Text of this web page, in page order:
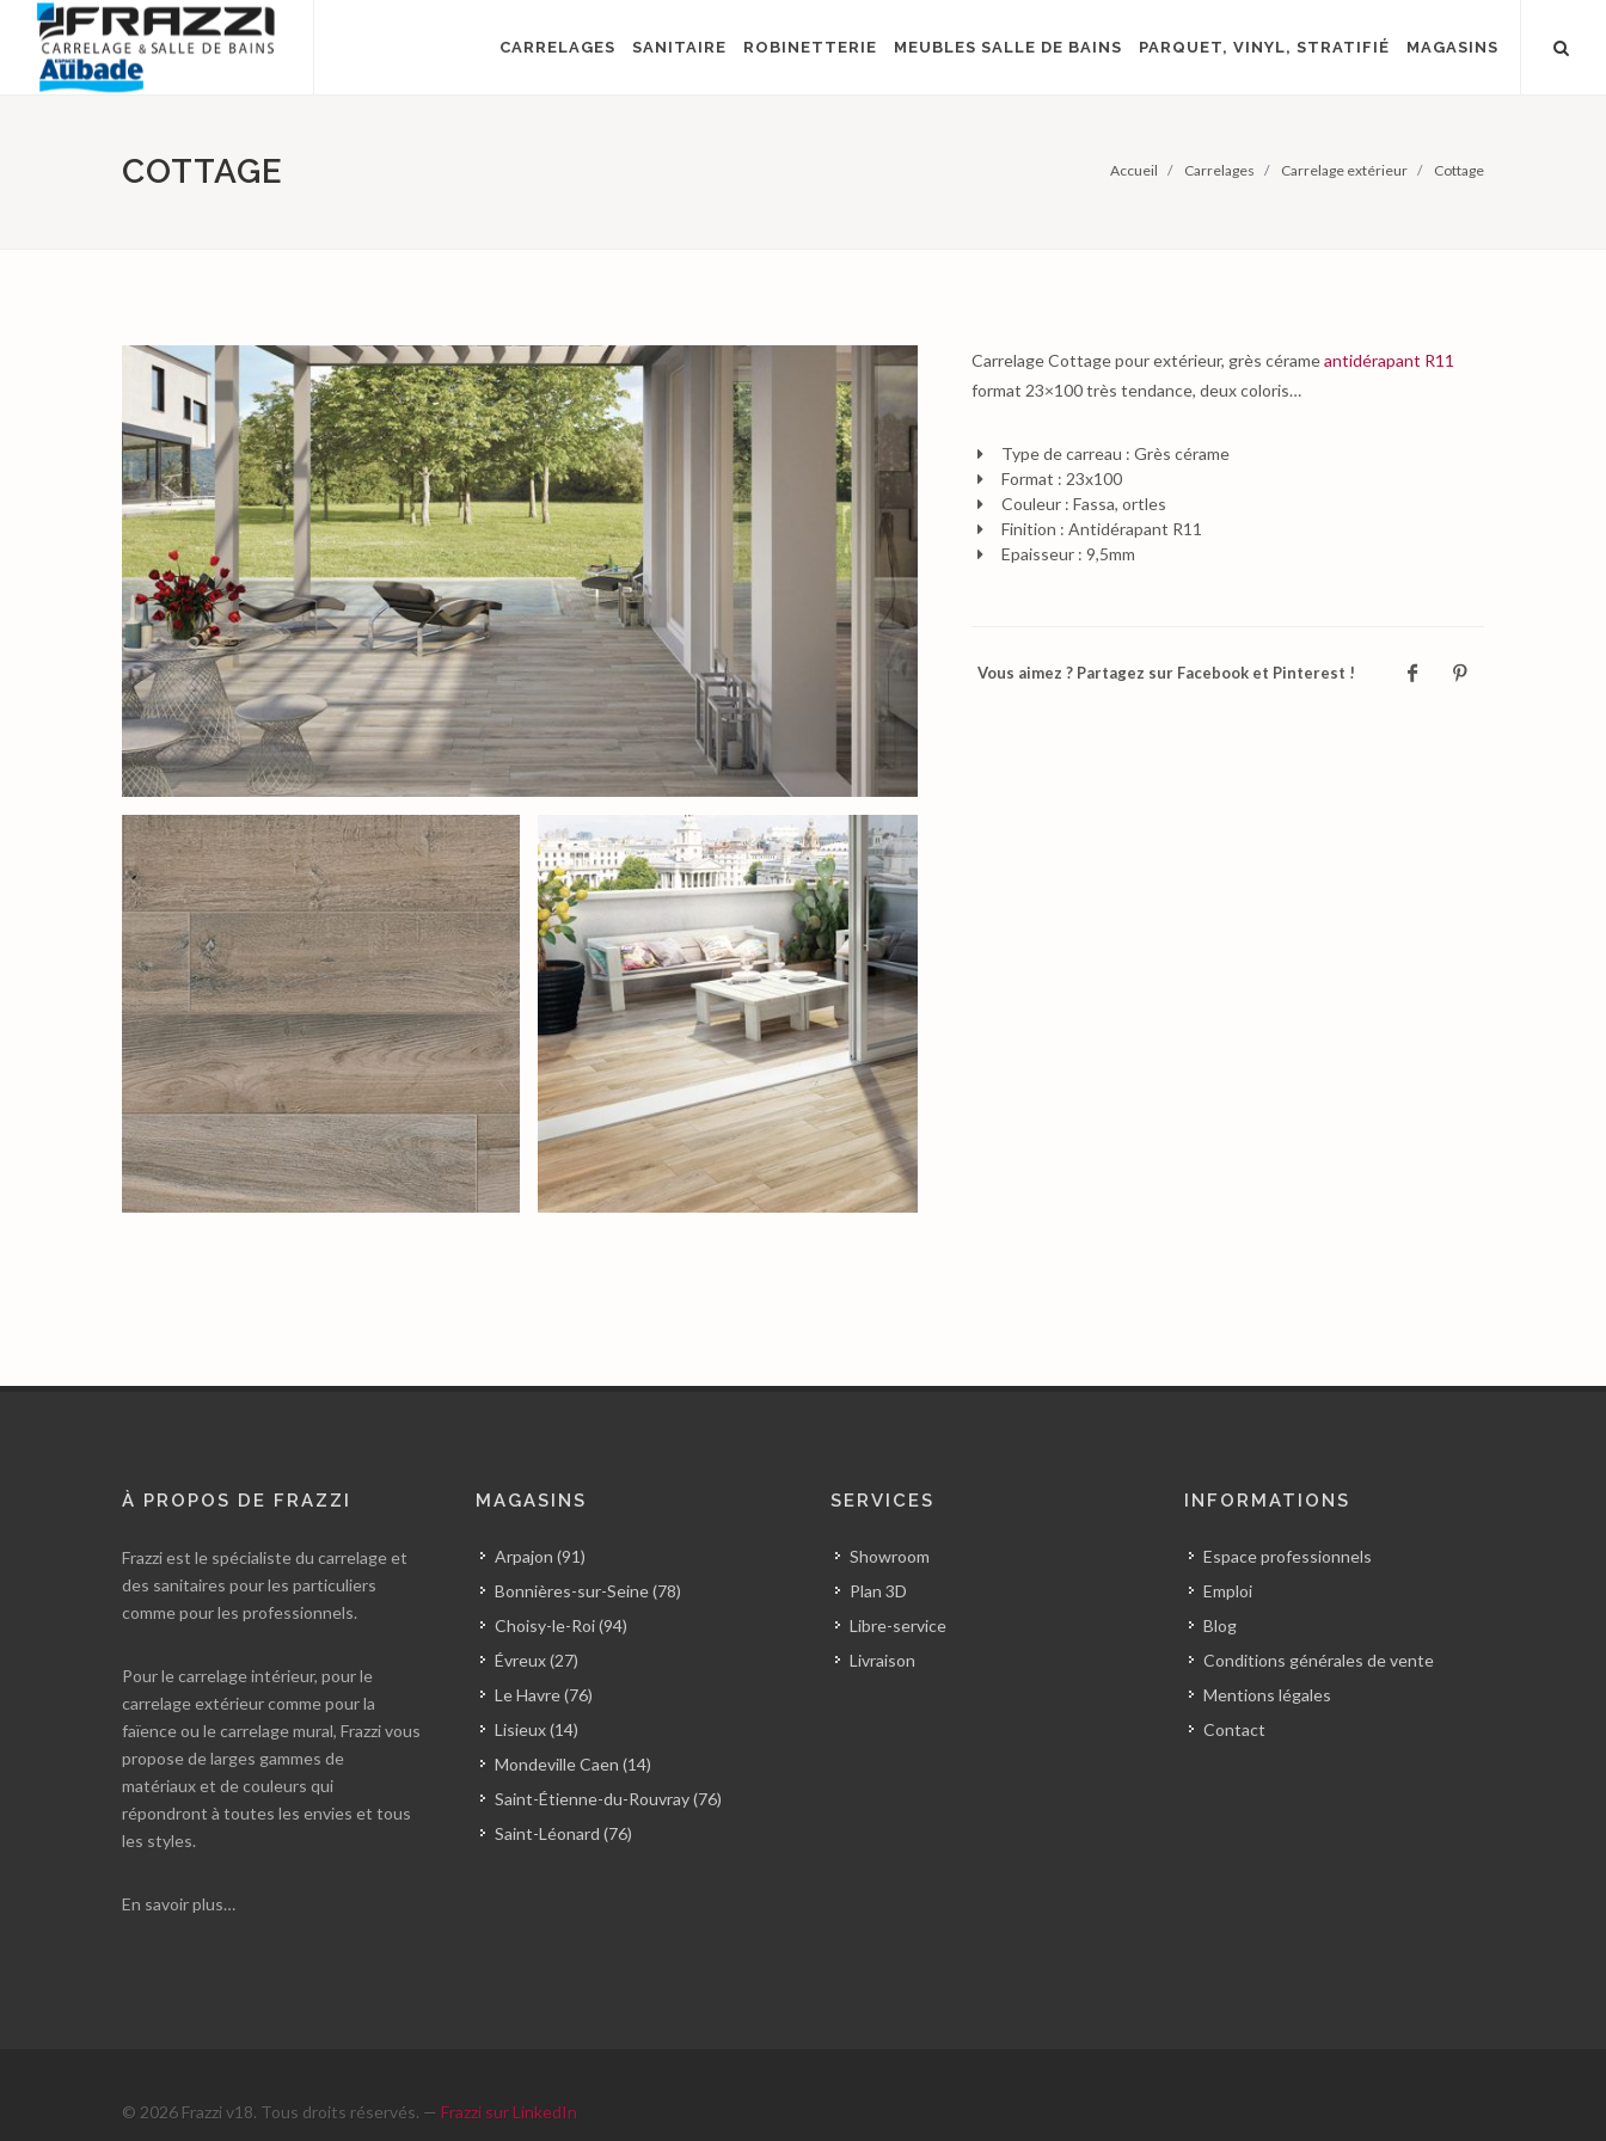
CARRELAGES SANITAIRE ROBINETTERIE MEUBLES SALLE DE BAINS PARQUET, VINYL, STRATIFIÉ MAGASINS
COTTAGE Accueil Carrelages Carrelage extérieur Cottage
Carrelage Cottage pour extérieur, grès cérameantidérapant R11
format 23×100 très tendance, deux coloris…
Type de carreau : Grès cérame
Format : 23x100
Couleur : Fassa, ortles
Finition : Antidérapant R11
Epaisseur : 9,5mm
Vous aimez ? Partagez sur Facebook et Pinterest !
À PROPOS DE FRAZZI
Frazzi est le spécialiste du carrelage et
des sanitaires pour les particuliers
comme pour les professionnels.
Pour le carrelage intérieur, pour le
carrelage extérieur comme pour la
faïence ou le carrelage mural, Frazzi vous
propose de larges gammes de
matériaux et de couleurs qui
répondront à toutes les envies et tous
les styles.
En savoir plus…
MAGASINS
Arpajon (91)
Bonnières-sur-Seine (78)
Choisy-le-Roi (94)
Évreux (27)
Le Havre (76)
Lisieux (14)
Mondeville Caen (14)
Saint-Étienne-du-Rouvray (76)
Saint-Léonard (76)
SERVICES
Showroom
Plan 3D
Libre-service
Livraison
INFORMATIONS
Espace professionnels
Emploi
Blog
Conditions générales de vente
Mentions légales
Contact
© 2026 Frazzi v18. Tous droits réservés. — Frazzi sur LinkedIn